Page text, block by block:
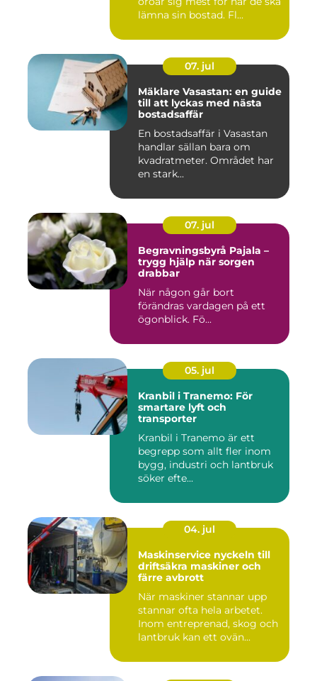
lämna sin bostad. Fl...
07. jul
Mäklare Vasastan: en guide
till att lyckas med nästa
bostadsaffär
En bostadsaffär i Vasastan
handlar sällan bara om
kvadratmeter. Området har
en stark...
07. jul
Begravningsbyrå Pajala –
trygg hjälp när sorgen
drabbar
När någon går bort
förändras vardagen på ett
ögonblick. Fö...
05. jul
Kranbil i Tranemo: För
smartare lyft och
transporter
Kranbil i Tranemo är ett
begrepp som allt fler inom
bygg, industri och lantbruk
söker efte...
04. jul
Maskinservice nyckeln till
driftsäkra maskiner och
färre avbrott
När maskiner stannar upp
stannar ofta hela arbetet.
Inom entreprenad, skog och
lantbruk kan ett ovän...